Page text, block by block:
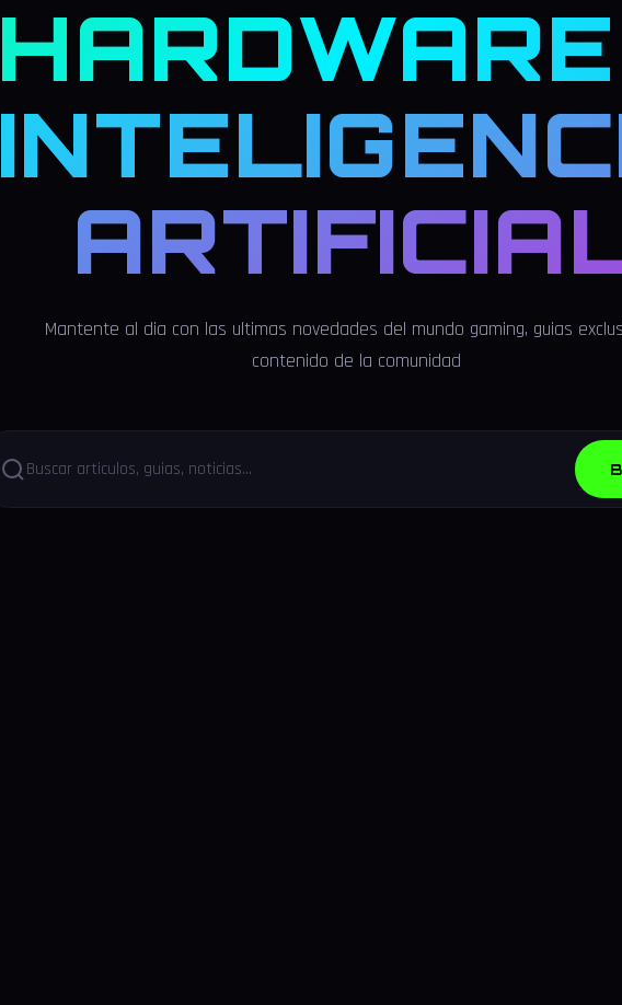
Mantente al dia con las ultimas novedades del mundo gaming, guias
contenido de la comunidad